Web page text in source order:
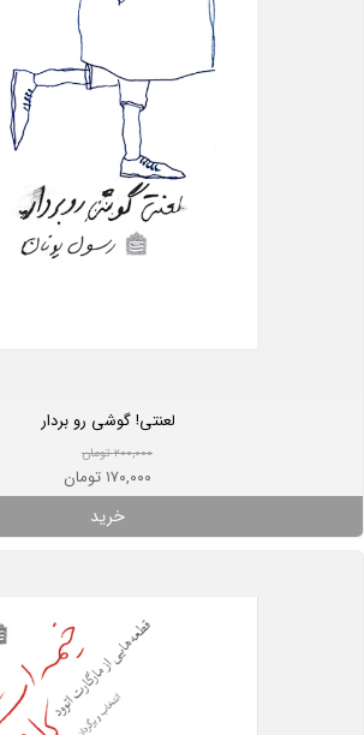
لعنتی! گوشی رو بردار
۲۰۰,۰۰۰ تومان
۱۷۰,۰۰۰ تومان
خرید